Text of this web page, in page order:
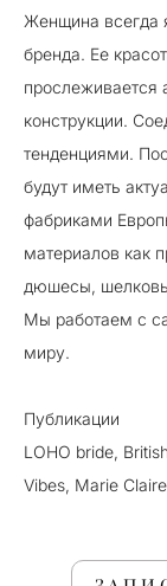
Женщина всегда
бренда. Ее
прослеживается
конструкции.
тенденциями.
будут иметь
фабриками
материалов как
дюшесы,
Мы работаем с
миру.
Публикации
LOHO bride,
Vibes, Marie